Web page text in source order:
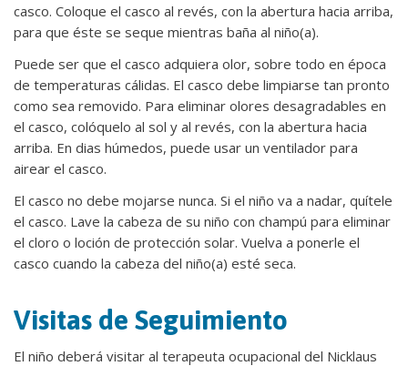
casco. Coloque el casco al revés, con la abertura hacia arriba,
para que éste se seque mientras baña al niño(a).
Puede ser que el casco adquiera olor, sobre todo en época
de temperaturas cálidas. El casco debe limpiarse tan pronto
como sea removido. Para eliminar olores desagradables en
el casco, colóquelo al sol y al revés, con la abertura hacia
arriba. En dias húmedos, puede usar un ventilador para
airear el casco.
El casco no debe mojarse nunca. Si el niño va a nadar, quítele
el casco. Lave la cabeza de su niño con champú para eliminar
el cloro o loción de protección solar. Vuelva a ponerle el
casco cuando la cabeza del niño(a) esté seca.
Visitas de Seguimiento
El niño deberá visitar al terapeuta ocupacional del Nicklaus